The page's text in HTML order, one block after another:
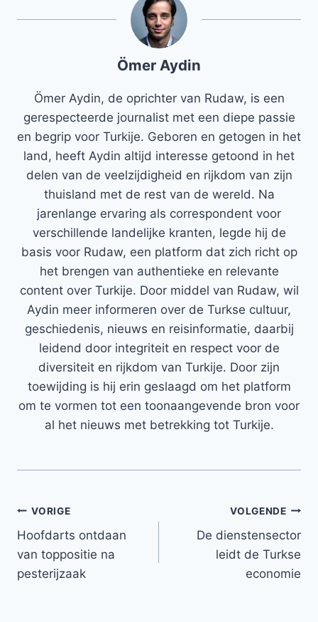
Ömer Aydin
Ömer Aydin, de oprichter van Rudaw, is een
gerespecteerde journalist met een diepe passie
en begrip voor Turkije. Geboren en getogen in het
land, heeft Aydin altijd interesse getoond in het
delen van de veelzijdigheid en rijkdom van zijn
thuisland met de rest van de wereld. Na
jarenlange ervaring als correspondent voor
verschillende landelijke kranten, legde hij de
basis voor Rudaw, een platform dat zich richt op
het brengen van authentieke en relevante
content over Turkije. Door middel van Rudaw, wil
Aydin meer informeren over de Turkse cultuur,
geschiedenis, nieuws en reisinformatie, daarbij
leidend door integriteit en respect voor de
diversiteit en rijkdom van Turkije. Door zijn
toewijding is hij erin geslaagd om het platform
om te vormen tot een toonaangevende bron voor
al het nieuws met betrekking tot Turkije.
Bericht
navigatie
VORIGE
Hoofdarts ontdaan
van toppositie na
pesterijzaak
VOLGENDE
De dienstensector
leidt de Turkse
economie